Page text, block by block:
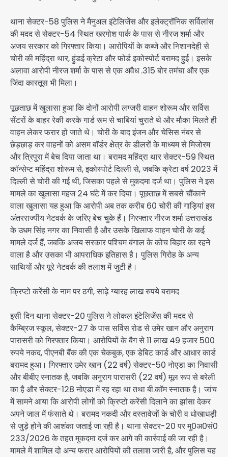
थाना सेक्टर-58 पुलिस ने मैनुअल इंटेलिजेंस और इलेक्ट्रॉनिक सर्विलांस
की मदद से सेक्टर-54 स्थित खरगोश पार्क के पास से नीरज शर्मा और
अजय सरकार को गिरफ्तार किया। आरोपियों के कब्जे और निशानदेही से
चोरी की महिंद्रा थार, हुंडई क्रेटा और फोर्ड इकोस्पोर्ट बरामद हुई। इसके
अलावा आरोपी नीरज शर्मा के पास से एक अवैध .315 बोर तमंचा और एक
जिंदा कारतूस भी मिला।
पूछताछ में खुलासा हुआ कि दोनों आरोपी लग्जरी वाहन शोरूम और सर्विस
सेंटरों के बाहर रेकी करके गार्ड रूम से चाबियां चुराते थे और मौका मिलते ही
वाहन लेकर फरार हो जाते थे। चोरी के बाद इंजन और चेसिस नंबर से
छेड़छाड़ कर वाहनों को असम बॉर्डर क्षेत्र के डीलरों के माध्यम से मिजोरम
और त्रिपुरा में बेच दिया जाता था। बरामद महिंद्रा थार सेक्टर-59 स्थित
कॉन्सेप्ट महिंद्रा शोरूम से, इकोस्पोर्ट दिल्ली से, जबकि क्रेटा वर्ष 2023 में
दिल्ली से चोरी की गई थी, जिसका पहले से मुकदमा दर्ज था। पुलिस ने इस
मामले का खुलासा महज 24 घंटे में कर दिया। पूछताछ में सबसे चौंकाने
वाला खुलासा यह हुआ कि आरोपी अब तक करीब 60 चोरी की गाड़ियां इस
अंतरराज्यीय नेटवर्क के जरिए बेच चुके हैं। गिरफ्तार नीरज शर्मा उत्तराखंड
के उधम सिंह नगर का निवासी है और उसके खिलाफ वाहन चोरी के कई
मामले दर्ज हैं, जबकि अजय सरकार पश्चिम बंगाल के कोच बिहार का रहने
वाला है और उसका भी आपराधिक इतिहास है। पुलिस गिरोह के अन्य
साथियों और पूरे नेटवर्क की तलाश में जुटी है।
क्रिप्टो करेंसी के नाम पर ठगी, साढ़े ग्यारह लाख रुपये बरामद
इसी दिन थाना सेक्टर-20 पुलिस ने लोकल इंटेलिजेंस की मदद से
कैम्ब्रिज स्कूल, सेक्टर-27 के पास सर्विस रोड से उमेर खान और अनुराग
पारासरी को गिरफ्तार किया। आरोपियों के बैग से 11 लाख 49 हजार 500
रुपये नकद, पीएनबी बैंक की एक चेकबुक, एक डेबिट कार्ड और आधार कार्ड
बरामद हुआ। गिरफ्तार उमेर खान (22 वर्ष) सेक्टर-50 नोएडा का निवासी
और बीबीए स्नातक है, जबकि अनुराग पारासरी (22 वर्ष) मूल रूप से बरेली
का है और सेक्टर-128 नोएडा में रह रहा था तथा बी.कॉम स्नातक है। जांच
में सामने आया कि आरोपी लोगों को क्रिप्टो करेंसी दिलाने का झांसा देकर
अपने जाल में फंसाते थे। बरामद नकदी और दस्तावेजों के चोरी व धोखाधड़ी
से जुड़े होने की आशंका जताई जा रही है। थाना सेक्टर-20 पर मु0अ0सं0
233/2026 के तहत मुकदमा दर्ज कर आगे की कार्रवाई की जा रही है।
मामले में शामिल दो अन्य फरार आरोपियों की तलाश जारी है, और पुलिस यह